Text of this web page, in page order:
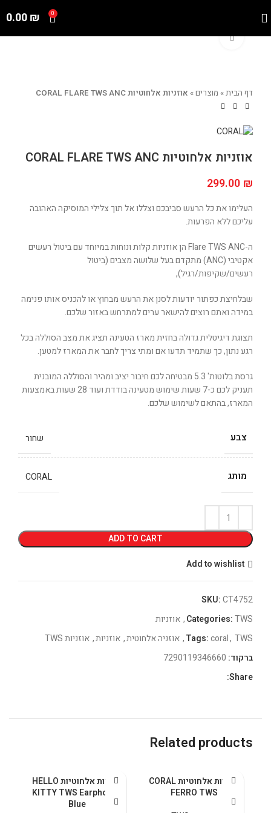
0
0.00₪
Click to enlarge
דף הבית» מוצרים» אוזניות אלחוטיות CORAL FLARE TWS ANC
אוזניות אלחוטיות CORAL FLARE TWS ANC
299.00 ₪
העלימו את כל הרעש סביבכם וצללו אל תוך צלילי המוסיקה האהובה
עליכם ללא הפרעות.
ה-Flare TWS ANC הן אוזניות קלות ונוחות במיוחד עם ביטול רעשים
אקטיבי (ANC) מתקדם בעל שלושה מצבים (ביטול
רעשים/שקיפות/רגיל),
שבלחיצת כפתור יודעות לסנן את הרעש מבחוץ או להכניס אותו פנימה
במידה ואתם רוצים להישאר ערים למתרחש באזור שלכם.
תצוגת דיגיטלית גדולה בחזית מארז הטעינה תציג את מצב הסוללה בכל
רגע נתון, כך שתמיד תדעו אם ומתי צריך לחבר את המארז למטען.
גרסת בלוטות' 5.3 מבטיחה לכם חיבור יציב ומהיר והסוללה המובנית
תעניק לכם כ-7 שעות שימוש מטעינה בודדת ועוד 28 שעות באמצעות
המארז, בהתאם לשימוש שלכם.
צבע שחור
מותג CORAL
ADD TO CART
Add to wishlist
SKU:CT4752
Categories:TWS
, אוזניות
Tags:coral, TWS
, אוזניה אלחוטית, אוזניות, אוזניות TWS
ברקוד:
Share:
Related products
אוזניות אלחוטיות CORAL
FERRO TWS
אוזניות אלחוטיות HELLO
KITTY TWS Earphones
Blue